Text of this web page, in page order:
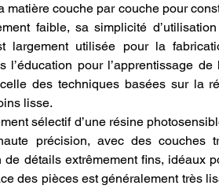
couche par couche pour
faible, sa simplicité
largement utilisée pour la
l’éducation pour l’apprentissage
des techniques basées sur la
lisse.
sélectif d’une résine
précision, avec des couches
détails extrêmement fins, idéaux
des pièces est généralement très